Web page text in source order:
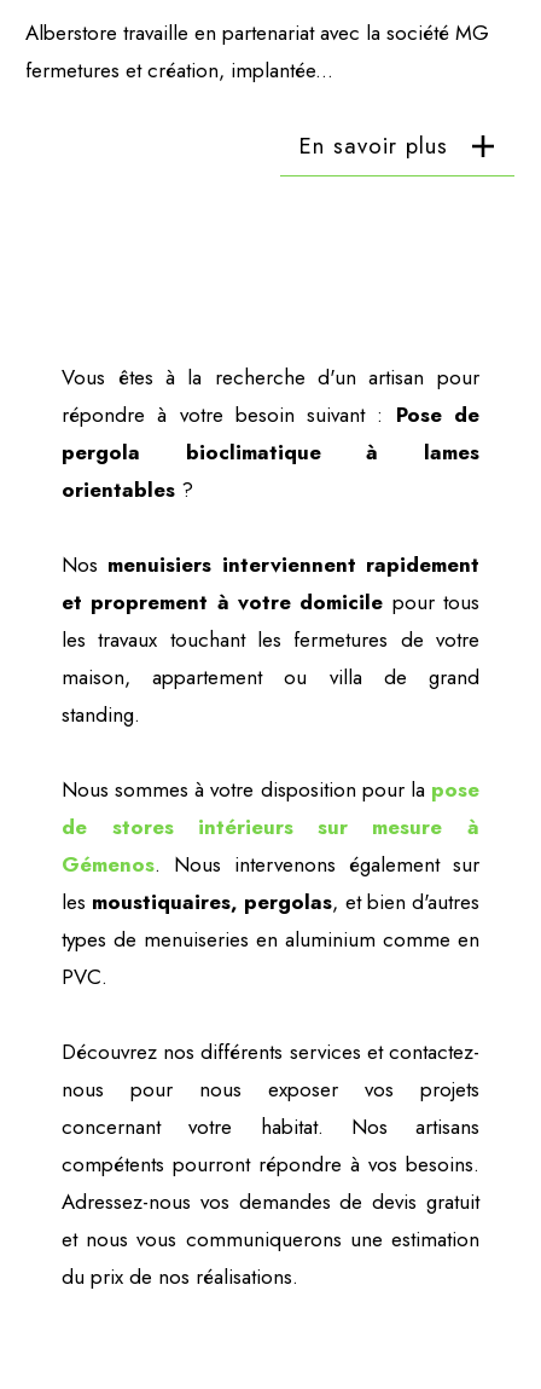
Alberstore travaille en partenariat avec la société MG
fermetures et création, implantée...
En savoir plus
Vous êtes à la recherche d'un artisan pour
répondre à votre besoin suivant : Pose de
pergola bioclimatique à lames
orientables ?
Nos menuisiers interviennent rapidement
et proprement à votre domicile pour tous
les travaux touchant les fermetures de votre
maison, appartement ou villa de grand
standing.
Nous sommes à votre disposition pour la pose
de stores intérieurs sur mesure à
Gémenos. Nous intervenons également sur
les moustiquaires, pergolas, et bien d'autres
types de menuiseries en aluminium comme en
PVC.
Découvrez nos différents services et contactez-
nous pour nous exposer vos projets
concernant votre habitat. Nos artisans
compétents pourront répondre à vos besoins.
Adressez-nous vos demandes de devis gratuit
et nous vous communiquerons une estimation
du prix de nos réalisations.